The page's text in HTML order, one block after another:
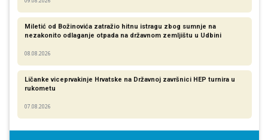
Miletić od Božinovića zatražio hitnu istragu zbog sumnje na
nezakonito odlaganje otpada na državnom zemljištu u Udbini
08.08.2026
Ličanke viceprvakinje Hrvatske na Državnoj završnici HEP turnira u
rukometu
07.08.2026